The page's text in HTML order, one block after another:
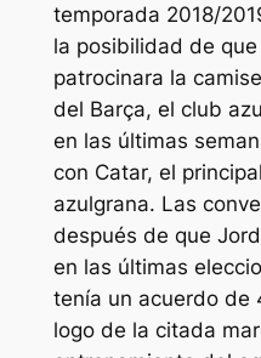
temporada 2018/
la posibilidad de que
patrocinara la
del Barça, el club
en las últimas
con Catar, el
azulgrana. Las
después de que
en las últimas
tenía un acuerdo de
logo de la citada